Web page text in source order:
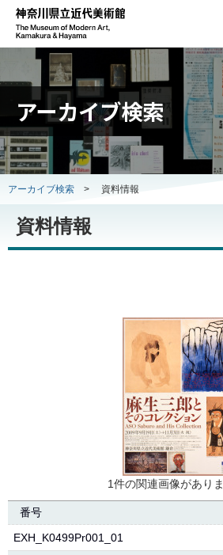
アーカイブ検索
アーカイブ検索 > 資料情報
資料情報
1件の関連画像がありま
番号
EXH_K0499Pr001_01